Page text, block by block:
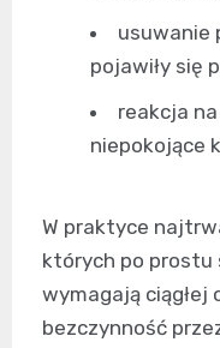
usuwanie
pojawiły się
reakcja
niepokojące
W praktyce
których po prostu
wymagają ciągłej
bezczynność